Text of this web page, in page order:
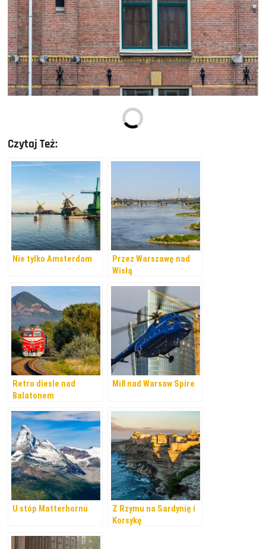
Czytaj Też:
Nie tylko Amsterdam
Przez Warszawę nad
Wisłą
Retro diesle nad
Balatonem
Mi8 nad Warsaw Spire
U stóp Matterhornu
Z Rzymu na Sardynię i
Korsykę